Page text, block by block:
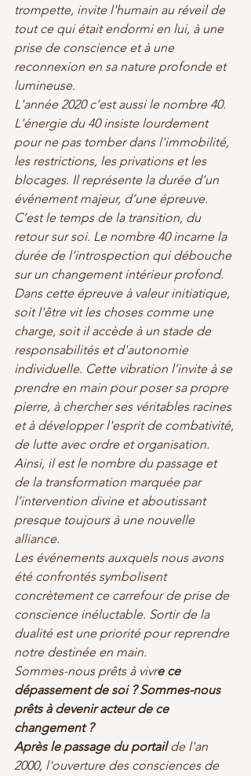
trompette, invite l'humain au réveil de
tout ce qui était endormi en lui, à une
prise de conscience et à une
reconnexion en sa nature profonde et
lumineuse.
L'année 2020 c’est aussi le nombre 40.
L'énergie du 40 insiste lourdement
pour ne pas tomber dans l'immobilité,
les restrictions, les privations et les
blocages. Il représente la durée d’un
événement majeur, d’une épreuve.
C’est le temps de la transition, du
retour sur soi. Le nombre 40 incarne la
durée de l’introspection qui débouche
sur un changement intérieur profond.
Dans cette épreuve à valeur initiatique,
soit l'être vit les choses comme une
charge, soit il accède à un stade de
responsabilités et d'autonomie
individuelle. Cette vibration l’invite à se
prendre en main pour poser sa propre
pierre, à chercher ses véritables racines
et à développer l'esprit de combativité,
de lutte avec ordre et organisation.
Ainsi, il est le nombre du passage et
de la transformation marquée par
l’intervention divine et aboutissant
presque toujours à une nouvelle
alliance.
Les événements auxquels nous avons
été confrontés symbolisent
concrètement ce carrefour de prise de
conscience inéluctable. Sortir de la
dualité est une priorité pour reprendre
notre destinée en main.
Sommes-nous prêts à vivre ce
dépassement de soi ? Sommes-nous
prêts à devenir acteur de ce
changement ?
Après le passage du portail de l'an
2000, l'ouverture des consciences de